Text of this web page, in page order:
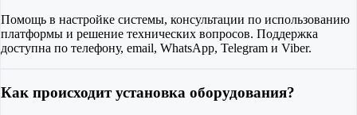
Помощь в настройке системы, консультации по использованию
платформы и решение технических вопросов. Поддержка
доступна по телефону, email, WhatsApp, Telegram и Viber.
Как происходит установка оборудования?